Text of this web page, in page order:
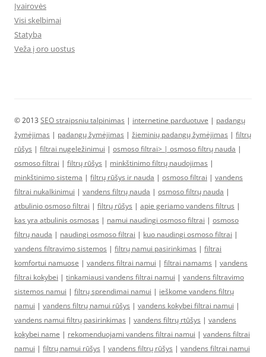
Įvairovės
Visi skelbimai
Statyba
Veža į oro uostus
© 2013 SEO straipsniu talpinimas | internetine parduotuve | padangų
žymėjimas | padangų žymėjimas | žieminių padangų žymėjimas | filtrų
rūšys | filtrai nugeležinimui | osmoso filtrai> | osmoso filtrų nauda |
osmoso filtrai | filtrų rūšys | minkštinimo filtrų naudojimas |
minkštinimo sistema | filtrų rūšys ir nauda | osmoso filtrai | vandens
filtrai nukalkinimui | vandens filtrų nauda | osmoso filtrų nauda |
atbulinio osmoso filtrai | filtrų rūšys | apie geriamo vandens filtrus |
kas yra atbulinis osmosas | namui naudingi osmoso filtrai | osmoso
filtrų nauda | naudingi osmoso filtrai | kuo naudingi osmoso filtrai |
vandens filtravimo sistemos | filtrų namui pasirinkimas | filtrai
komfortui namuose | vandens filtrai namui | filtrai namams | vandens
filtrai kokybei | tinkamiausi vandens filtrai namui | vandens filtravimo
sistemos namui | filtrų sprendimai namui | ieškome vandens filtrų
namui | vandens filtrų namui rūšys | vandens kokybei filtrai namui |
vandens namui filtrų pasirinkimas | vandens filtrų rtūšys | vandens
kokybei name | rekomenduojami vandens filtrai namui | vandens filtrai
namui | filtrų namui rūšys | vandens filtrų rūšys | vandens filtrai namui